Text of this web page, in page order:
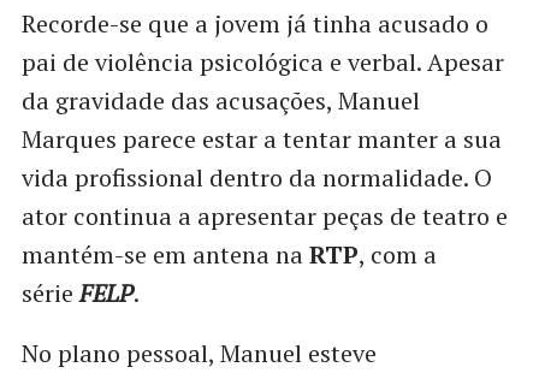
Recorde-se que a jovem já tinha acusado o
pai de violência psicológica e verbal. Apesar
da gravidade das acusações, Manuel
Marques parece estar a tentar manter a sua
vida profissional dentro da normalidade. O
ator continua a apresentar peças de teatro e
mantém-se em antena naRTP, com a
sérieFELP.
No plano pessoal, Manuel esteve